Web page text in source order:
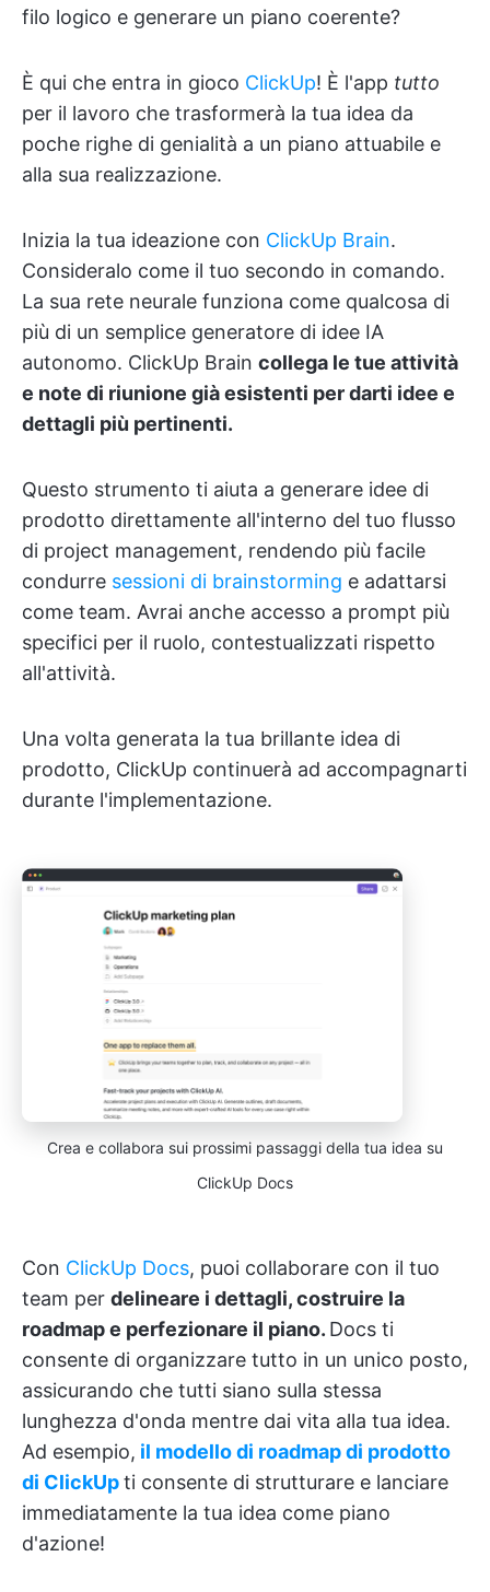
filo logico e generare un piano coerente?
È qui che entra in gioco ClickUp! È l'app tutto
per il lavoro che trasformerà la tua idea da
poche righe di genialità a un piano attuabile e
alla sua realizzazione.
Inizia la tua ideazione con ClickUp Brain.
Consideralo come il tuo secondo in comando.
La sua rete neurale funziona come qualcosa di
più di un semplice generatore di idee IA
autonomo. ClickUp Brain collega le tue attività
e note di riunione già esistenti per darti idee e
dettagli più pertinenti.
Questo strumento ti aiuta a generare idee di
prodotto direttamente all'interno del tuo flusso
di project management, rendendo più facile
condurre sessioni di brainstorming e adattarsi
come team. Avrai anche accesso a prompt più
specifici per il ruolo, contestualizzati rispetto
all'attività.
Una volta generata la tua brillante idea di
prodotto, ClickUp continuerà ad accompagnarti
durante l'implementazione.
Crea e collabora sui prossimi passaggi della tua idea su
ClickUp Docs
Con ClickUp Docs, puoi collaborare con il tuo
team per delineare i dettagli, costruire la
roadmap e perfezionare il piano. Docs ti
consente di organizzare tutto in un unico posto,
assicurando che tutti siano sulla stessa
lunghezza d'onda mentre dai vita alla tua idea.
Ad esempio, il modello di roadmap di prodotto
di ClickUpti consente di strutturare e lanciare
immediatamente la tua idea come piano
d'azione!